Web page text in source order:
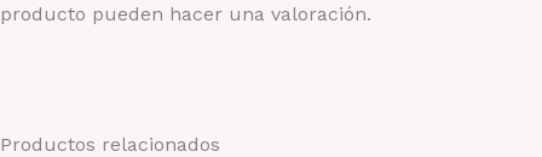
producto pueden hacer una valoración.
Productos relacionados